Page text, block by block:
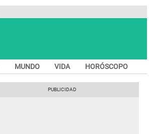
MUNDO VIDA HORÓSCOPO